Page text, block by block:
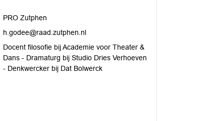
PRO Zutphen
h.godee@raad.zutphen.nl
Docent filosofie bij Academie voor Theater &
Dans - Dramaturg bij Studio Dries Verhoeven
- Denkwercker bij Dat Bolwerck